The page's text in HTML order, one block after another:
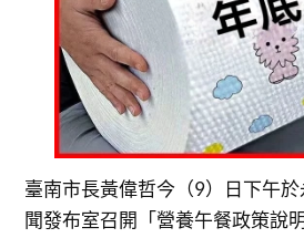
臺南市長黃偉哲今（9）日下午
聞發布室召開「營養午餐政策說